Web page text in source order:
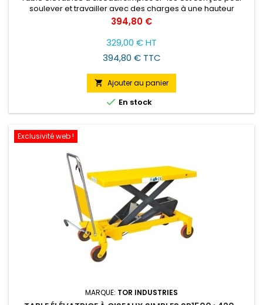
soulever et travailler avec des charges à une hauteur
convenable pour l'opérateur.
Prix
394,80 €
329,00 € HT
394,80 € TTC
 Ajouter au panier
 En stock
Exclusivité web !
MARQUE: TOR INDUSTRIES